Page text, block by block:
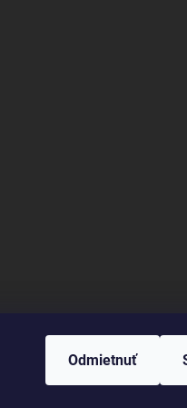
Odmietnuť